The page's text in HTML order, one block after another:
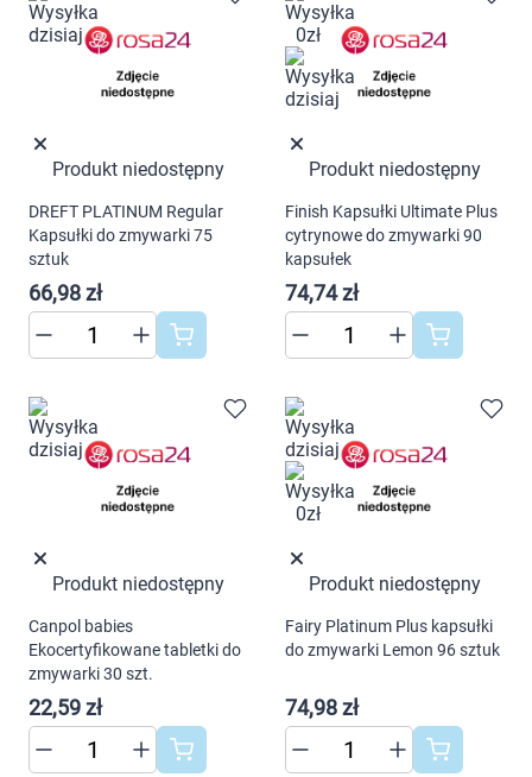
Korzystamy z plików cookies w celu
dostosowania zawartości serwisu do Twoich
preferencji. Więcej informacji znajdziesz w
naszej
polityce prywatności . Możesz określić
warunki przechowywania lub dostępu do
cookies poprzez kliknięcie przycisku
ustawienia wszystkich cookies klikając
AKCEPTUJĘ WSZYSTKIE
Produkt niedostępny
DREFT PLATINUM Regular
Kapsułki do zmywarki 75
sztuk
66,98 zł
Produkt niedostępny
Finish Kapsułki Ultimate Plus
cytrynowe do zmywarki 90
kapsułek
74,74 zł
Produkt niedostępny
Canpol babies
Ekocertyfikowane tabletki do
zmywarki 30 szt.
22,59 zł
Produkt niedostępny
Fairy Platinum Plus kapsułki
do zmywarki Lemon 96 sztuk
74,98 zł